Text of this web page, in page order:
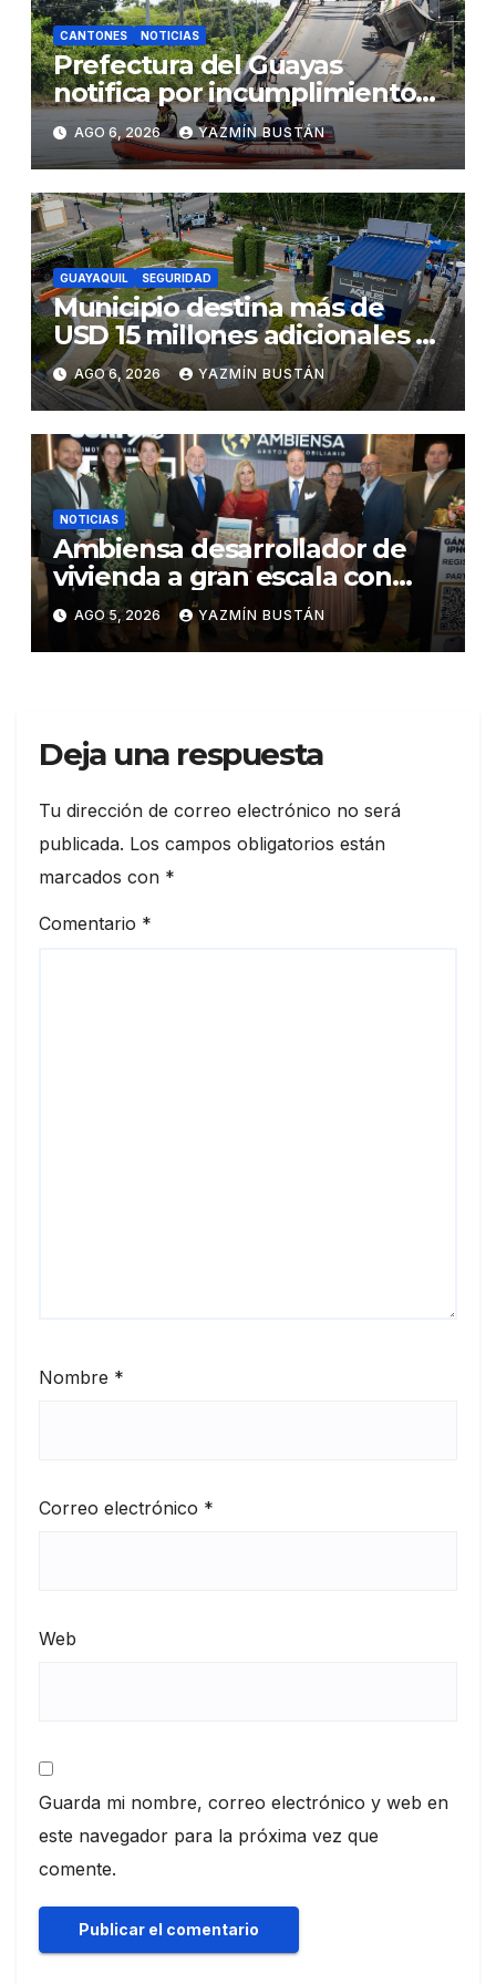
CANTONES NOTICIAS
Prefectura del Guayas
notifica por incumplimiento
contractual a la Concesionaria
CONORTE y exige celeridad
en desmontaje del puente
Gonzalo Icaza Cornejo, en
Daule
AGO 6, 2026 YAZMÍN BUSTÁN
GUAYAQUIL SEGURIDAD
Municipio destina más de
USD 15 millones adicionales a
SEGURA EP para fortalecer la
seguridad ciudadana
AGO 6, 2026 YAZMÍN BUSTÁN
NOTICIAS
Ambiensa desarrollador de
vivienda a gran escala con
estándares internacionales
de sostenibilidad
AGO 5, 2026 YAZMÍN BUSTÁN
Deja una respuesta
Tu dirección de correo electrónico no será
publicada. Los campos obligatorios están
marcados con *
Comentario *
Nombre *
Correo electrónico *
Web
Guarda mi nombre, correo electrónico y web en
este navegador para la próxima vez que
comente.